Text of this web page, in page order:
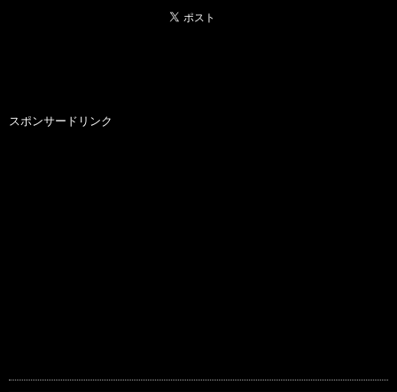
スポンサードリンク